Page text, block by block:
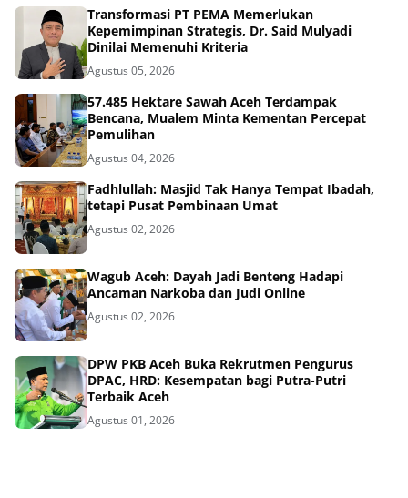
Transformasi PT PEMA Memerlukan
Kepemimpinan Strategis, Dr. Said Mulyadi
Dinilai Memenuhi Kriteria
Agustus 05, 2026
57.485 Hektare Sawah Aceh Terdampak
Bencana, Mualem Minta Kementan Percepat
Pemulihan
Agustus 04, 2026
Fadhlullah: Masjid Tak Hanya Tempat Ibadah,
tetapi Pusat Pembinaan Umat
Agustus 02, 2026
Wagub Aceh: Dayah Jadi Benteng Hadapi
Ancaman Narkoba dan Judi Online
Agustus 02, 2026
DPW PKB Aceh Buka Rekrutmen Pengurus
DPAC, HRD: Kesempatan bagi Putra-Putri
Terbaik Aceh
Agustus 01, 2026